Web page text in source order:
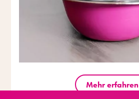
Mehr erfahren